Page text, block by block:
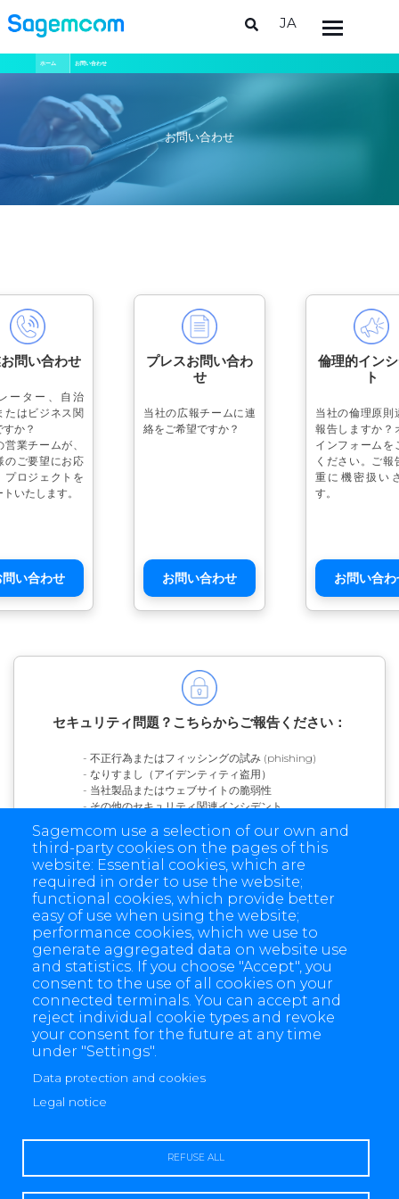
イ
ツ
JA
ン
ホーム お問い合わせ
お問い合わせ
問い合わせ
ーター、自治
たはビジネス関
か？
営業チームが、
のご要望にお応
プロジェクトを
いたします。
問い合わせ
プレスお問い合わ
せ
当社の広報チームに連
絡をご希望ですか？
お問い合わせ
倫理的イン
ト
当社の倫理原則
報告しますか？
インフォームを
ください。ご報
重に機密扱い
す。
お問い合
セキュリティ問題？こちらからご報告ください：
- 不正行為またはフィッシングの試み (phishing)
- なりすまし（アイデンティティ盗用）
- 当社製品またはウェブサイトの脆弱性
- その他のセキュリティ関連インシデント
お問い合わせ
Sagemcom use a selection of our own and
third-party cookies on the pages of this
website: Essential cookies, which are
required in order to use the website;
functional cookies, which provide better
easy of use when using the website;
performance cookies, which we use to
generate aggregated data on website use
and statistics. If you choose "Accept", you
consent to the use of all cookies on your
connected terminals. You can accept and
reject individual cookie types and revoke
your consent for the future at any time
under "Settings".
Data protection and cookies
Legal notice
REFUSE ALL
4 allée des Messageries, 92270 Bois-Colombes, France
+(33) 1 57 61 10 00